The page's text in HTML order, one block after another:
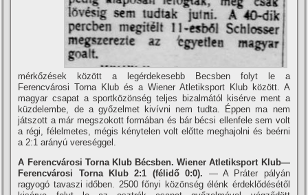
mérkőzések között a legérdekesebb Becsben folyt le a
Ferencvárosi Torna Klub és a Wiener Atletiksport Klub között. A
magyar csapat a sportközönség teljes bizalmától kisérve ment a
küzdelembe, de a győzelmet kiví­vni nem tudta. Éppen ma nem
játszott a már megszokott formában és bár bécsi ellenfele sem volt
a régi, félelmetes, mégis kénytelen volt előtte meghajolni és beérni
a 2:1 arányú vereséggel.
A Ferencvárosi Torna Klub Bécsben. Wiener Atletiksport Klub—
Ferencvárosi Torna Klub 2:1 (félidő 0:0). — A Práter pályán
ragyogó tavaszi időben. 2500 főnyi közönség élénk érdeklődésétől